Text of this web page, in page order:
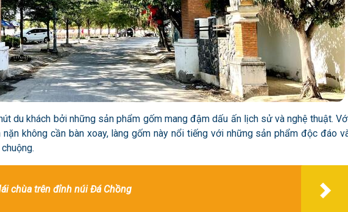
du khách bởi những sản phẩm gốm mang đậm dấu ấn lịch sử và nghệ thuật.
không cần bàn xoay, làng gốm này nổi tiếng với những sản phẩm độc đáo
chùa trên đỉnh núi Đá Chồng